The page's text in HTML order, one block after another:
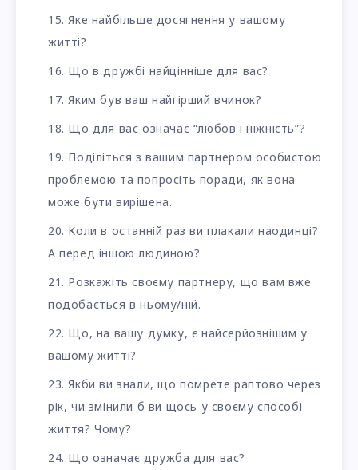
Яке найбільше досягнення у вашому
житті?
Що в дружбі найцінніше для вас?
Яким був ваш найгірший вчинок?
Що для вас означає “любов і ніжність”?
Поділіться з вашим партнером особистою
проблемою та попросіть поради, як вона
може бути вирішена.
Коли в останній раз ви плакали наодинці?
А перед іншою людиною?
Розкажіть своєму партнеру, що вам вже
подобається в ньому/ній.
Що, на вашу думку, є найсерйознішим у
вашому житті?
Якби ви знали, що помрете раптово через
рік, чи змінили б ви щось у своєму способі
життя? Чому?
Що означає дружба для вас?